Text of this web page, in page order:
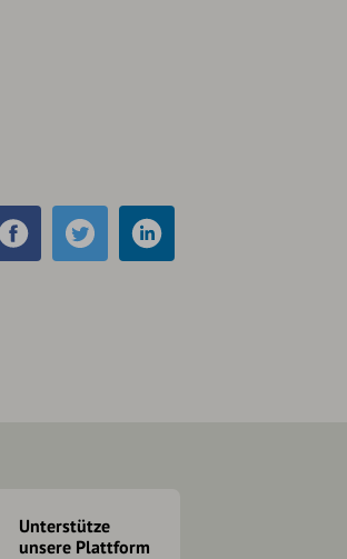
Unterstütze
unsere Plattform